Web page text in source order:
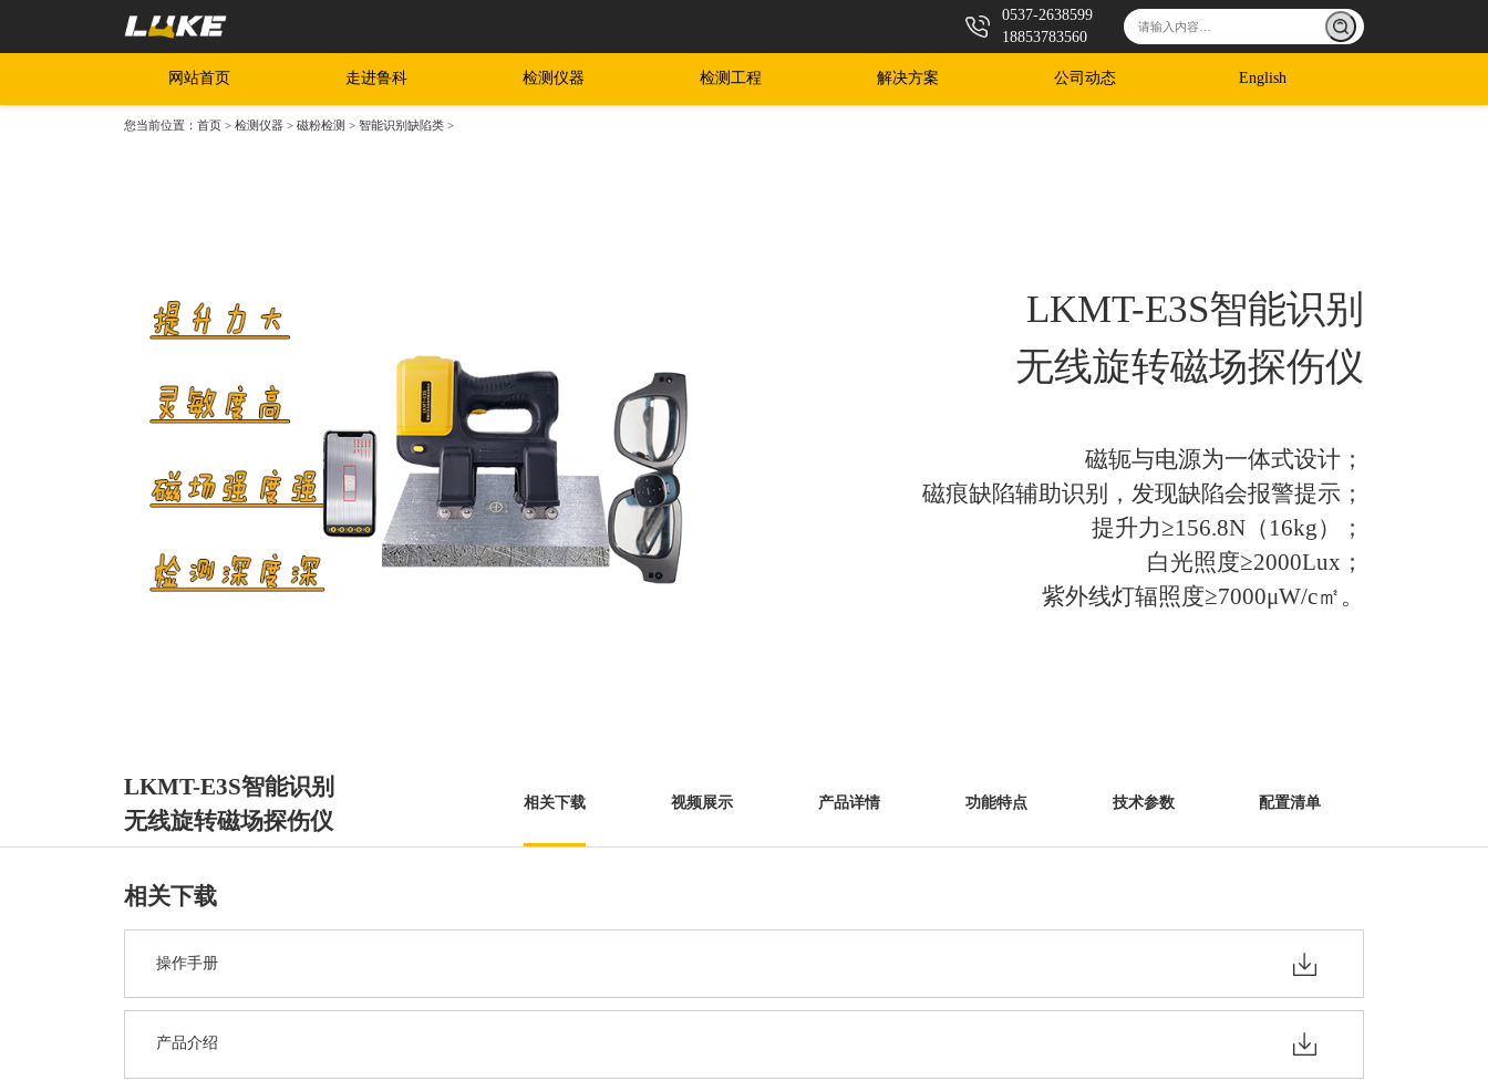
0537-2638599
18853783560
网站首页 走进鲁科 检测仪器 检测工程 解决方案 公司动态 English
您当前位置：首页 >检测仪器 >磁粉检测 >智能识别缺陷类 >
LKMT-E3S智能识别
无线旋转磁场探伤仪
磁轭与电源为一体式设计；
磁痕缺陷辅助识别，发现缺陷会报警提示；
提升力≥156.8N（16kg）；
白光照度≥2000Lux；
紫外线灯辐照度≥7000μW/c㎡。
LKMT-E3S智能识别
无线旋转磁场探伤仪
相关下载 视频展示 产品详情 功能特点 技术参数 配置清单
相关下载
操作手册
产品介绍